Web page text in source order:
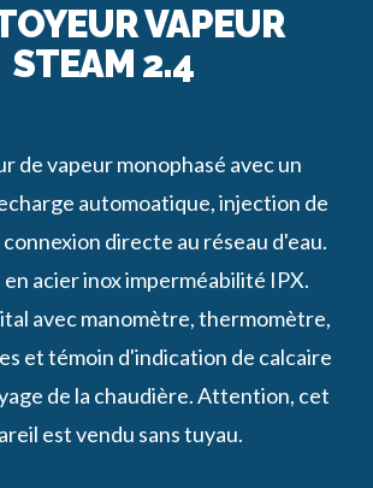
VAPEUR
STEAM 2.4
de vapeur monophasé avec un
automoatique, injection de
directe au réseau d'eau.
acier inox imperméabilité IPX.
avec manomètre, thermomètre,
et témoin d'indication de calcaire
de la chaudière. Attention, cet
est vendu sans tuyau.